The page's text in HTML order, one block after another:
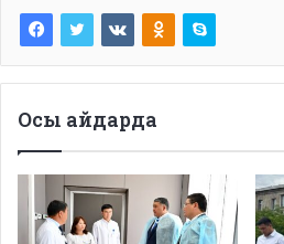
Осы айдарда